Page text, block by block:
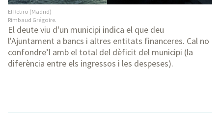
El Retiro (Madrid)
Rimbaud Grégoire.
El deute viu d'un municipi indica el que deu
l'Ajuntament a bancs i altres entitats financeres. Cal no
confondre’l amb el total del dèficit del municipi (la
diferència entre els ingressos i les despeses).